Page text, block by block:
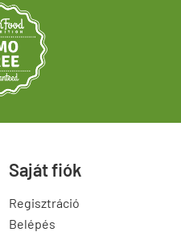
Saját fiók
Regisztráció
Belépés